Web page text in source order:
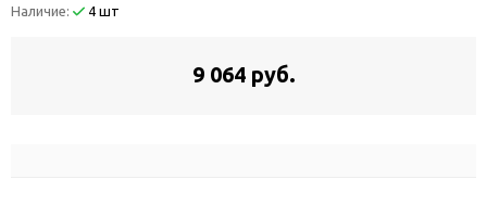
Наличие: 4 шт
9 064 руб.